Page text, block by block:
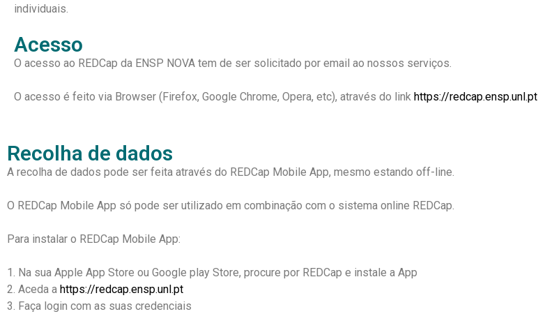
individuais.
Acesso
O acesso ao REDCap da ENSP NOVA tem de ser solicitado por email ao nossos serviços.
O acesso é feito via Browser (Firefox, Google Chrome, Opera, etc), através do link https://redcap.ensp.unl.pt
Recolha de dados
A recolha de dados pode ser feita através do REDCap Mobile App, mesmo estando off-line.
O REDCap Mobile App só pode ser utilizado em combinação com o sistema online REDCap.
Para instalar o REDCap Mobile App:
Na sua Apple App Store ou Google play Store, procure por REDCap e instale a App
Aceda a https://redcap.ensp.unl.pt
Faça login com as suas credenciais